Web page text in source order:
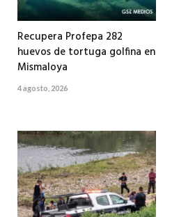
Recupera Profepa 282
huevos de tortuga golfina en
Mismaloya
4 agosto, 2026